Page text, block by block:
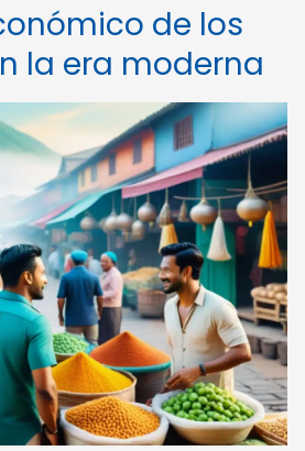
de los
la era moderna